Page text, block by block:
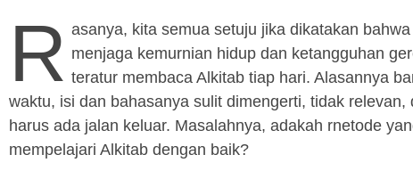
R asanya, kita semua setuju jika dikatakan
menjaga kemurnian hidup dan ketangguhan
teratur membaca Alkitab tiap hari. Alasannya
waktu, isi dan bahasanya sulit dimengerti, tidak
harus ada jalan keluar. Masalahnya, adakah rnetode
mempelajari Alkitab dengan baik?